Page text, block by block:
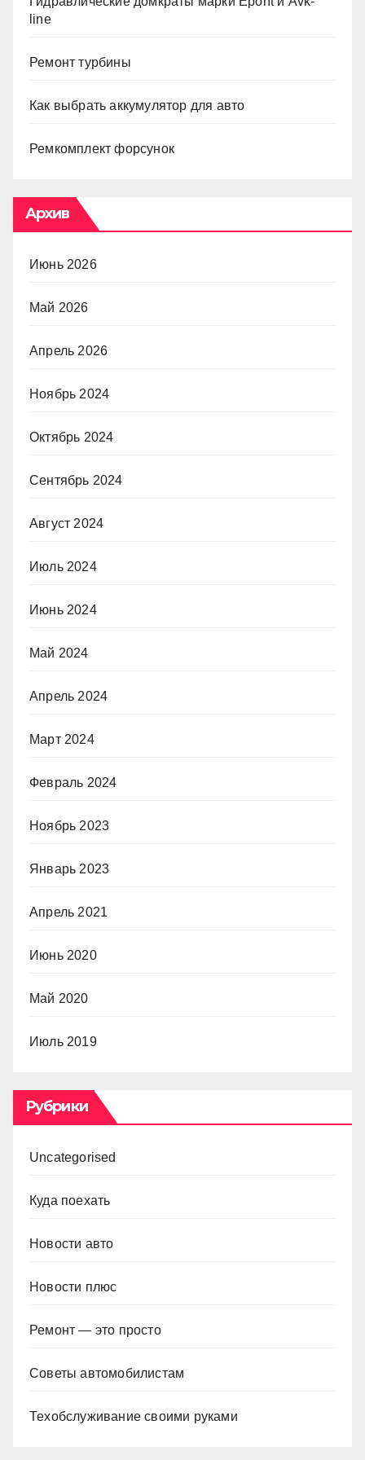
line
Ремонт турбины
Как выбрать аккумулятор для авто
Ремкомплект форсунок
Архив
Июнь 2026
Май 2026
Апрель 2026
Ноябрь 2024
Октябрь 2024
Сентябрь 2024
Август 2024
Июль 2024
Июнь 2024
Май 2024
Апрель 2024
Март 2024
Февраль 2024
Ноябрь 2023
Январь 2023
Апрель 2021
Июнь 2020
Май 2020
Июль 2019
Рубрики
Uncategorised
Куда поехать
Новости авто
Новости плюс
Ремонт — это просто
Советы автомобилистам
Техобслуживание своими руками